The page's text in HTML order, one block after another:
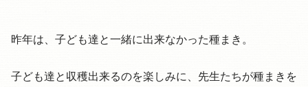
昨年は、子ども達と一緒に出来なかった種まき。
子ども達と収穫出来るのを楽しみに、先生たちが種まきを